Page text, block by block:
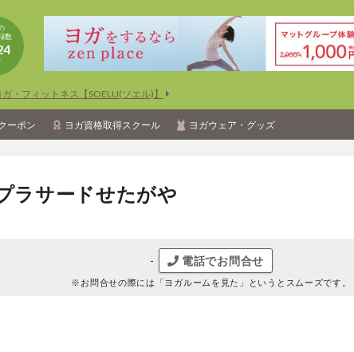
数
・フィットネス【SOELU(ソエル)】
ーポン ヨガ資格取得スクール ヨガウェア・グッズ
ラサードせたがや
- 電話でお問合せ
※お問合せの際には 「ヨガルームを見た」というとスムーズです。